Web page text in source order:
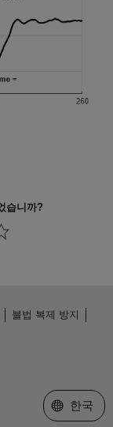
습니까?
불법 복제 방지
웹사이트
한국